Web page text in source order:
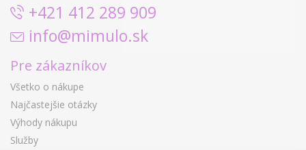
+421 412 289 909
info@mimulo.sk
Pre zákazníkov
Všetko o nákupe
Najčastejšie otázky
Výhody nákupu
Služby